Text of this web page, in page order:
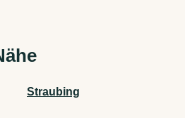
Straubing